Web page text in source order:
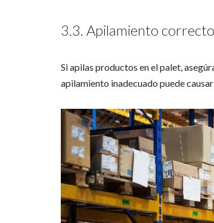
3.3. Apilamiento correcto
Si apilas productos en el palet,
apilamiento inadecuado puede